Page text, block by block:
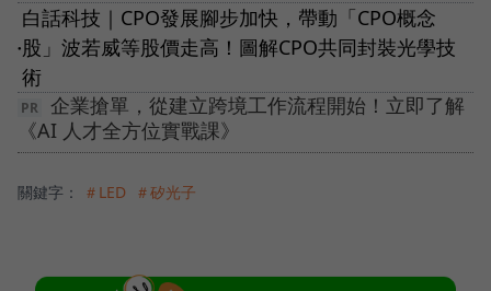
●
白話科技｜CPO發展腳步加快，帶動「CPO概念
股」波若威等股價走高！圖解CPO共同封裝光學技
術
企業搶單，從建立跨境工作流程開始！立即了解
《AI 人才全方位實戰課》
關鍵字： ＃LED ＃矽光子